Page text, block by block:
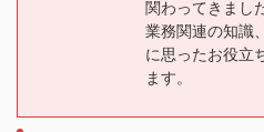
関わってきまし
業務関連の知識
に思ったお役立
ます。